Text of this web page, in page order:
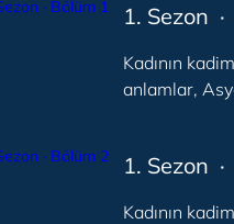
1. Sezon
Kadının
anlamlar,
1. Sezon
Kadının